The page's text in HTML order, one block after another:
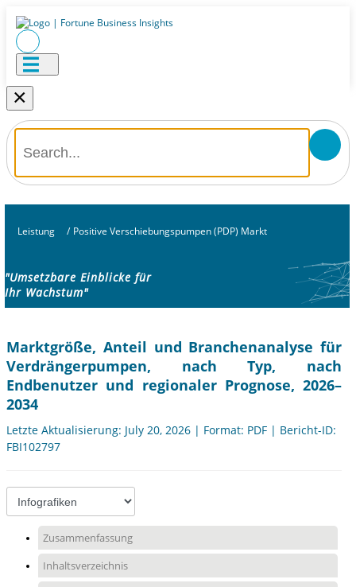
×
Leistung / Positive Verschiebungspumpen (PDP) Markt
"Umsetzbare Einblicke für
Ihr Wachstum"
Marktgröße, Anteil und Branchenanalyse für
Verdrängerpumpen, nach Typ, nach
Endbenutzer und regionaler Prognose, 2026–
2034
Letzte Aktualisierung: July 20, 2026 | Format: PDF | Bericht-ID:
FBI102797
Zusammenfassung
Inhaltsverzeichnis